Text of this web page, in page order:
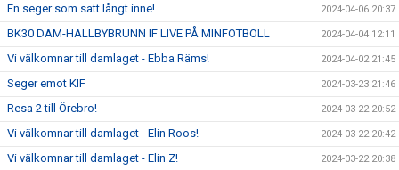
En seger som satt långt inne! 2024-04-06 20:37
BK30 DAM-HÄLLBYBRUNN IF LIVE PÅ MINFOTBOLL 2024-04-04 12:11
Vi välkomnar till damlaget - Ebba Räms! 2024-04-02 21:45
Seger emot KIF 2024-03-23 21:46
Resa 2 till Örebro! 2024-03-22 20:52
Vi välkomnar till damlaget - Elin Roos! 2024-03-22 20:42
Vi välkomnar till damlaget - Elin Z! 2024-03-22 20:38